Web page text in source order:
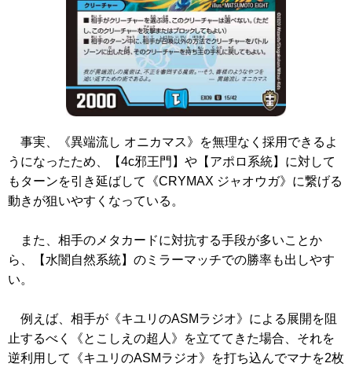
事実、 《異端流し オニカマス》
を無理なく採用できるよ
うになったため、【4c邪王門】や【アポロ系統】に対して
もターンを引き延ばして
《CRYMAX ジャオウガ》 に繋げる
動きが狙いやすくなっている。
また、相手のメタカードに対抗する手段が多いことか
ら、【水闇自然系統】のミラーマッチでの勝率も出しやす
い。
例えば、相手が 《キユリのASMラジオ》 による展開を阻
止するべく
《とこしえの超人》
を立ててきた場合、それを
逆利用して
《キユリのASMラジオ》
を打ち込んでマナを2枚